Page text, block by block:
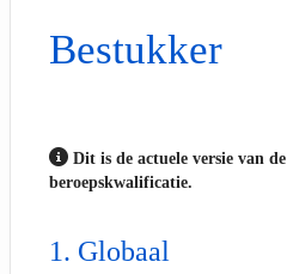
Bestukker
Dit is de actuele versie van de
beroepskwalificatie.
Globaal